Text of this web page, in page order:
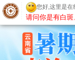
您好,这里是在
请问你是有白